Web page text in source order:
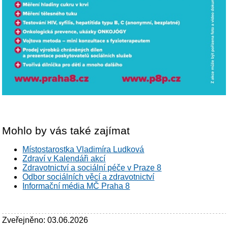
Mohlo by vás také zajímat
Místostarostka Vladimíra Ludková
Zdraví v Kalendáři akcí
Zdravotnictví a sociální péče v Praze 8
Odbor sociálních věcí a zdravotnictví
Informační média MČ Praha 8
Zveřejněno: 03.06.2026